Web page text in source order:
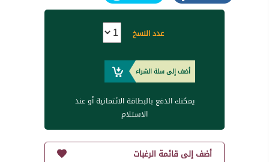
عدد النسخ
أضف إلى سلة الشراء
يمكنك الدفع بالبطاقة الائتمانية أو عند
الاستلام
أضف إلى قائمة الرغبات